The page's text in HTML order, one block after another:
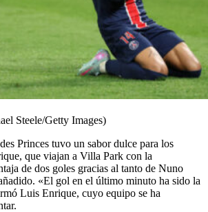
Steele/Getty Images)
Princes tuvo un sabor dulce para los
que viajan a Villa Park con la
de dos goles gracias al tanto de Nuno
«El gol en el último minuto ha sido la
Luis Enrique, cuyo equipo se ha